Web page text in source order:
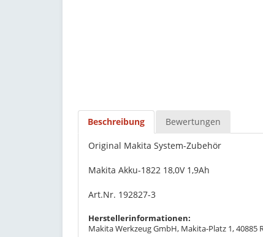
Beschreibung Bewertungen
Original Makita System-Zubehör
Makita Akku-1822 18,0V 1,9Ah
Art.Nr. 192827-3
Herstellerinformationen:
Makita Werkzeug GmbH, Makita-Platz 1,